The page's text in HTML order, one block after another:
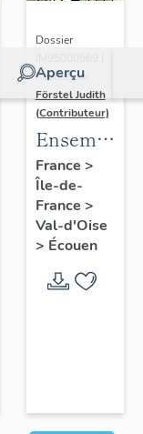
Aperçu
Dossier
Réalisé par
Förstel Judith
(Contributeur)
Ensemble
des
verrières
du
XVIIIe
siècle
France >
Île-de-
France >
Val-d'Oise
> Écouen